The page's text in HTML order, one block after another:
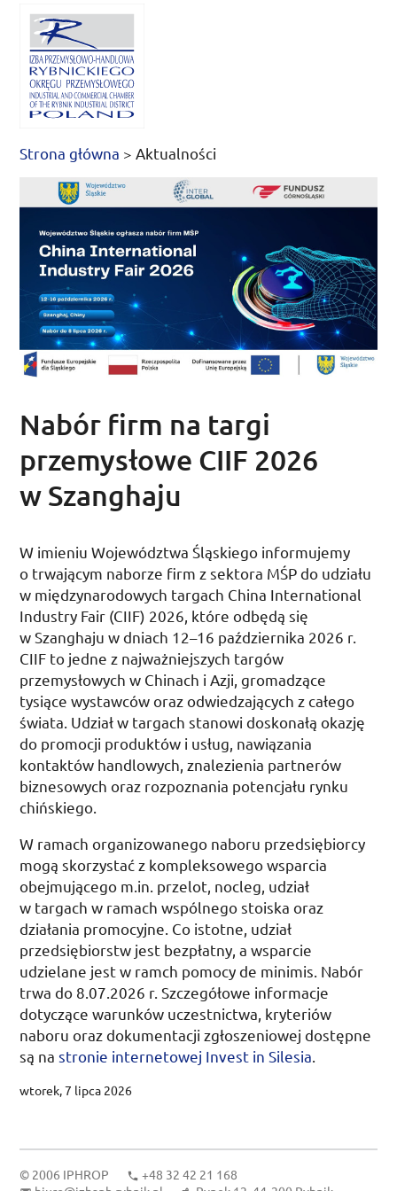
Strona główna > Aktualności
Nabór firm na targi
przemysłowe CIIF 2026
w Szanghaju
W imieniu Województwa Śląskiego informujemy
o trwającym naborze firm z sektora MŚPdo udziału
w międzynarodowych targach China International
Industry Fair (CIIF) 2026 , które odbędą się
w Szanghaju w dniach 12–16 października 2026 r.
CIIF to jedne z najważniejszych targów
przemysłowych w Chinach i Azji, gromadzące
tysiące wystawców oraz odwiedzających z całego
świata. Udział w targach stanowi doskonałą okazję
do promocji produktów i usług, nawiązania
kontaktów handlowych, znalezienia partnerów
biznesowych oraz rozpoznania potencjału rynku
chińskiego.
W ramach organizowanego naboru przedsiębiorcy
mogą skorzystać z kompleksowego wsparcia
obejmującego m.in. przelot, nocleg, udział
w targach w ramach wspólnego stoiska oraz
działania promocyjne. Co istotne, udział
przedsiębiorstw jest bezpłatny, a wsparcie
udzielane jest w ramch pomocy de minimis. Nabór
trwa do 8.07.2026 r. Szczegółowe informacje
dotyczące warunków uczestnictwa, kryteriów
naboru oraz dokumentacji zgłoszeniowej dostępne
są nastronie internetowej Invest in Silesia
wtorek, 7 lipca 2026
© 2006 IPHROP
+48 32 42 21 168